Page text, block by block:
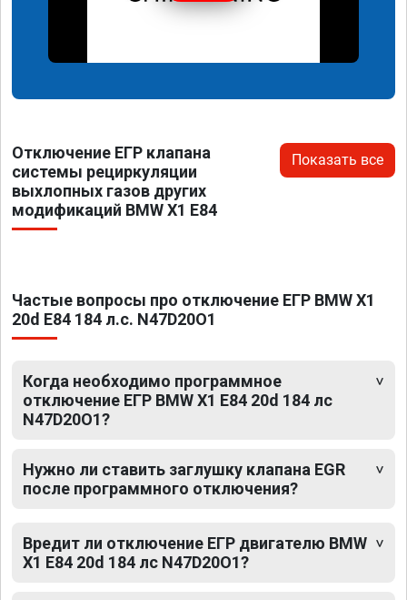
Отключение ЕГР клапана
системы рециркуляции
выхлопных газов других
модификаций BMW X1 E84
Показать все
Частые вопросы про отключение ЕГР BMW X1
20d E84 184 л.с. N47D20O1
Когда необходимо программное
отключение ЕГР BMW X1 E84 20d 184 лс
N47D20O1?
Нужно ли ставить заглушку клапана EGR
после программного отключения?
Вредит ли отключение ЕГР двигателю BMW
X1 E84 20d 184 лс N47D20O1?